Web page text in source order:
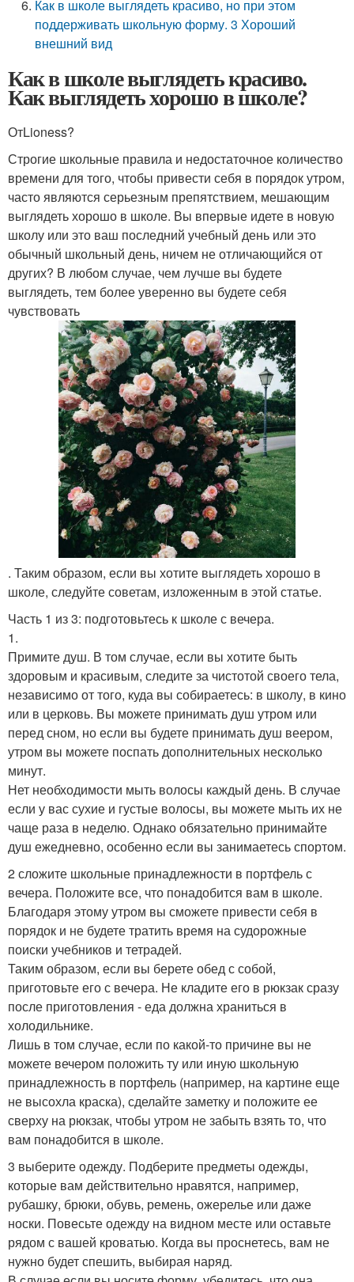
Как в школе выглядеть красиво, но при этом
поддерживать школьную форму. 3 Хороший
внешний вид
Как в школе выглядеть красиво.
Как выглядеть хорошо в школе?
ОтLioness?
Строгие школьные правила и недостаточное количество
времени для того, чтобы привести себя в порядок утром,
часто являются серьезным препятствием, мешающим
выглядеть хорошо в школе. Вы впервые идете в новую
школу или это ваш последний учебный день или это
обычный школьный день, ничем не отличающийся от
других? В любом случае, чем лучше вы будете
выглядеть, тем более уверенно вы будете себя
чувствовать
. Таким образом, если вы хотите выглядеть хорошо в
школе, следуйте советам, изложенным в этой статье.
Часть 1 из 3: подготовьтесь к школе с вечера.
1.
Примите душ. В том случае, если вы хотите быть
здоровым и красивым, следите за чистотой своего тела,
независимо от того, куда вы собираетесь: в школу, в кино
или в церковь. Вы можете принимать душ утром или
перед сном, но если вы будете принимать душ веером,
утром вы можете поспать дополнительных несколько
минут.
Нет необходимости мыть волосы каждый день. В случае
если у вас сухие и густые волосы, вы можете мыть их не
чаще раза в неделю. Однако обязательно принимайте
душ ежедневно, особенно если вы занимаетесь спортом.
2 сложите школьные принадлежности в портфель с
вечера. Положите все, что понадобится вам в школе.
Благодаря этому утром вы сможете привести себя в
порядок и не будете тратить время на судорожные
поиски учебников и тетрадей.
Таким образом, если вы берете обед с собой,
приготовьте его с вечера. Не кладите его в рюкзак сразу
после приготовления - еда должна храниться в
холодильнике.
Лишь в том случае, если по какой-то причине вы не
можете вечером положить ту или иную школьную
принадлежность в портфель (например, на картине еще
не высохла краска), сделайте заметку и положите ее
сверху на рюкзак, чтобы утром не забыть взять то, что
вам понадобится в школе.
3 выберите одежду. Подберите предметы одежды,
которые вам действительно нравятся, например,
рубашку, брюки, обувь, ремень, ожерелье или даже
носки. Повесьте одежду на видном месте или оставьте
рядом с вашей кроватью. Когда вы проснетесь, вам не
нужно будет спешить, выбирая наряд.